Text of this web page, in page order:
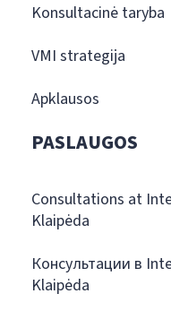
Konsultacinė taryba
VMI strategija
Apklausos
PASLAUGOS
Consultations at
Klaipėda
Консультации в
Klaipėda